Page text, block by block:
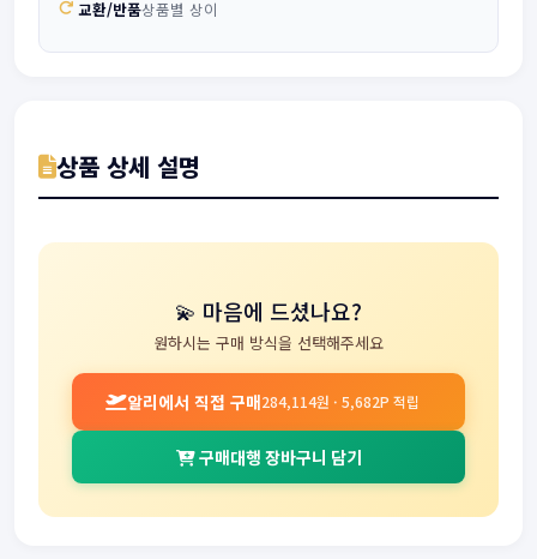
교환/반품상품별 상이
상품 상세 설명
💫 마음에 드셨나요?
원하시는 구매 방식을 선택해주세요
알리에서 직접 구매284,114원 · 5,682P 적립
구매대행 장바구니 담기